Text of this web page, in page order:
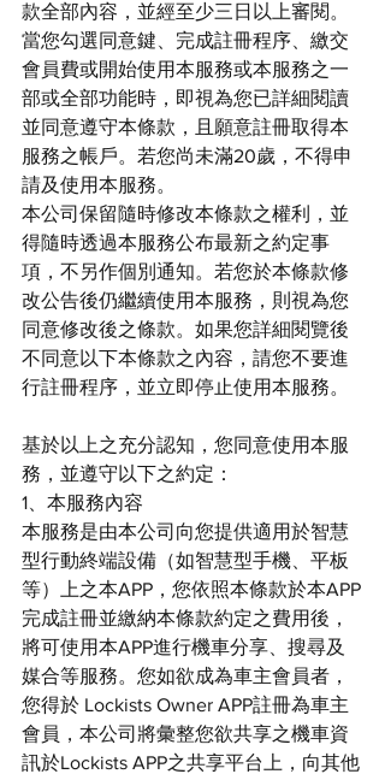
款全部內容，並經至少三日以上審閱。
當您勾選同意鍵、完成註冊程序、繳交
會員費或開始使用本服務或本服務之一
部或全部功能時，即視為您已詳細閱讀
並同意遵守本條款，且願意註冊取得本
服務之帳戶。若您尚未滿20歲，不得申
請及使用本服務。
本公司保留隨時修改本條款之權利，並
得隨時透過本服務公布最新之約定事
項，不另作個別通知。若您於本條款修
改公告後仍繼續使用本服務，則視為您
同意修改後之條款。如果您詳細閱覽後
不同意以下本條款之內容，請您不要進
行註冊程序，並立即停止使用本服務。
基於以上之充分認知，您同意使用本服
務，並遵守以下之約定：
1、本服務內容
本服務是由本公司向您提供適用於智慧
型行動終端設備（如智慧型手機、平板
等）上之本APP，您依照本條款於本APP
完成註冊並繳納本條款約定之費用後，
將可使用本APP進行機車分享、搜尋及
媒合等服務。您如欲成為車主會員者，
您得於 Lockists Owner APP註冊為車主
會員，本公司將彙整您欲共享之機車資
訊於Lockists APP之共享平台上，向其他